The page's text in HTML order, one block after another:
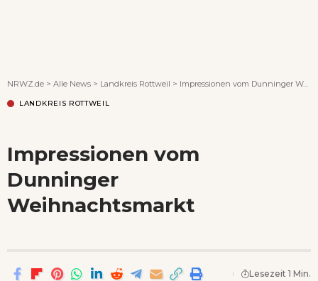
NRWZ.de > Alle News > Landkreis Rottweil > Impressionen vom Dunninger Weihnachtsmarkt
LANDKREIS ROTTWEIL
Impressionen vom
Dunninger
Weihnachtsmarkt
Lesezeit 1 Min.